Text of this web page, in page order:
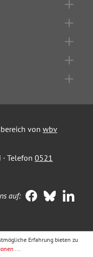
von wbv
Telefon 0521
auf:
Erfahrung bieten zu
...